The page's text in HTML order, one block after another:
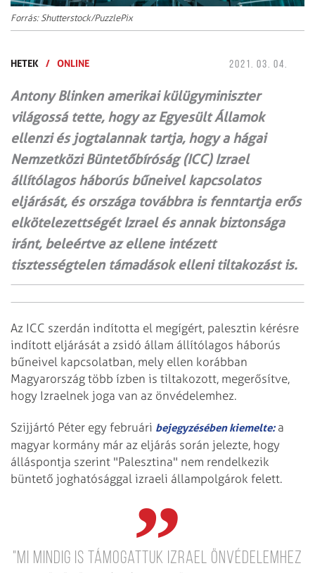
Forrás: Shutterstock/PuzzlePix
HETEK / ONLINE 2021. 03. 04.
Antony Blinken amerikai külügyminiszter
világossá tette, hogy az Egyesült Államok
ellenzi és jogtalannak tartja, hogy a hágai
Nemzetközi Büntetőbíróság (ICC) Izrael
állítólagos háborús bűneivel kapcsolatos
eljárását, és országa továbbra is fenntartja erős
elkötelezettségét Izrael és annak biztonsága
iránt, beleértve az ellene intézett
tisztességtelen támadások elleni tiltakozást is.
Az ICC szerdán indította el megígért, palesztin kérésre
indított eljárását a zsidó állam állítólagos háborús
bűneivel kapcsolatban, mely ellen korábban
Magyarország több ízben is tiltakozott, megerősítve,
hogy Izraelnek joga van az önvédelemhez.
Szijjártó Péter egy februári bejegyzésében kiemelte:a
magyar kormány már az eljárás során jelezte, hogy
álláspontja szerint "Palesztina" nem rendelkezik
büntető joghatósággal izraeli állampolgárok felett.
"Mi mindig is támogattuk Izrael önvédelemhez